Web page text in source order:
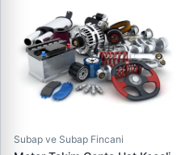
Subap ve Subap Fincani